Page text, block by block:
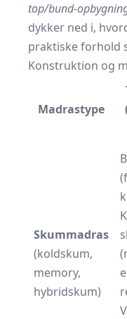
top/bund-
dykker ned i,
praktiske forhold
Konstruktion og
Madras­type
Skummadras
(koldskum,
memory,
hybridskum)